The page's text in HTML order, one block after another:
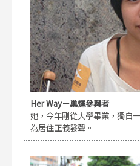
Her Way－巢運參與者
她，今年剛從大學畢業，獨自
為居住正義發聲。